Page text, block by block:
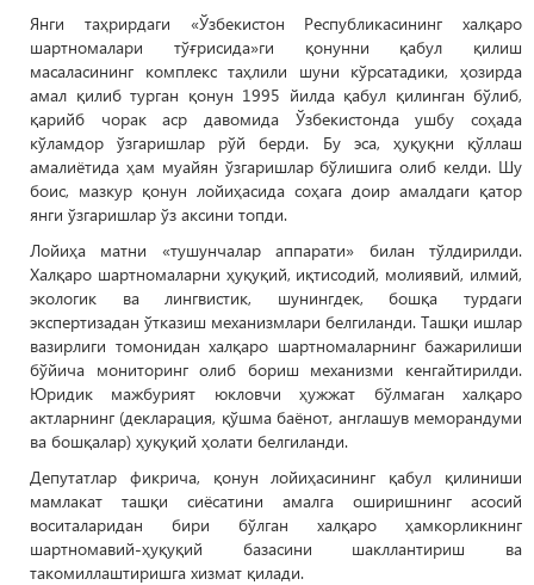
Янги таҳрирдаги «Ўзбекистон Республикасининг халқаро
шартномалари тўғрисида»ги қонунни қабул қилиш
масаласининг комплекс таҳлили шуни кўрсатадики, ҳозирда
амал қилиб турган қонун 1995 йилда қабул қилинган бўлиб,
қарийб чорак аср давомида Ўзбекистонда ушбу соҳада
кўламдор ўзгаришлар рўй берди. Бу эса, ҳуқуқни қўллаш
амалиётида ҳам муайян ўзгаришлар бўлишига олиб келди. Шу
боис, мазкур қонун лойиҳасида соҳага доир амалдаги қатор
янги ўзгаришлар ўз аксини топди.
Лойиҳа матни «тушунчалар аппарати» билан тўлдирилди.
Халқаро шартномаларни ҳуқуқий, иқтисодий, молиявий, илмий,
экологик ва лингвистик, шунингдек, бошқа турдаги
экспертизадан ўтказиш механизмлари белгиланди. Ташқи ишлар
вазирлиги томонидан халқаро шартномаларнинг бажарилиши
бўйича мониторинг олиб бориш механизми кенгайтирилди.
Юридик мажбурият юкловчи ҳужжат бўлмаган халқаро
актларнинг (декларация, қўшма баёнот, англашув меморандуми
ва бошқалар) ҳуқуқий ҳолати белгиланди.
Депутатлар фикрича, қонун лойиҳасининг қабул қилиниши
мамлакат ташқи сиёсатини амалга оширишнинг асосий
воситаларидан бири бўлган халқаро ҳамкорликнинг
шартномавий-ҳуқуқий базасини шакллантириш ва
такомиллаштиришга хизмат қилади.